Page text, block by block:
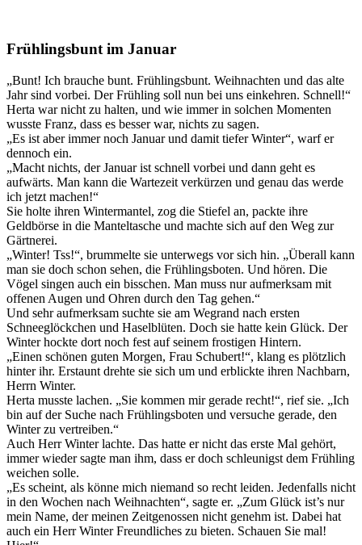
Frühlingsbunt im Januar
„Bunt! Ich brauche bunt. Frühlingsbunt. Weihnachten und das alte
Jahr sind vorbei. Der Frühling soll nun bei uns einkehren. Schnell!“
Herta war nicht zu halten, und wie immer in solchen Momenten
wusste Franz, dass es besser war, nichts zu sagen.
„Es ist aber immer noch Januar und damit tiefer Winter“, warf er
dennoch ein.
„Macht nichts, der Januar ist schnell vorbei und dann geht es
aufwärts. Man kann die Wartezeit verkürzen und genau das werde
ich jetzt machen!“
Sie holte ihren Wintermantel, zog die Stiefel an, packte ihre
Geldbörse in die Manteltasche und machte sich auf den Weg zur
Gärtnerei.
„Winter! Tss!“, brummelte sie unterwegs vor sich hin. „Überall kann
man sie doch schon sehen, die Frühlingsboten. Und hören. Die
Vögel singen auch ein bisschen. Man muss nur aufmerksam mit
offenen Augen und Ohren durch den Tag gehen.“
Und sehr aufmerksam suchte sie am Wegrand nach ersten
Schneeglöckchen und Haselblüten. Doch sie hatte kein Glück. Der
Winter hockte dort noch fest auf seinem frostigen Hintern.
„Einen schönen guten Morgen, Frau Schubert!“, klang es plötzlich
hinter ihr. Erstaunt drehte sie sich um und erblickte ihren Nachbarn,
Herrn Winter.
Herta musste lachen. „Sie kommen mir gerade recht!“, rief sie. „Ich
bin auf der Suche nach Frühlingsboten und versuche gerade, den
Winter zu vertreiben.“
Auch Herr Winter lachte. Das hatte er nicht das erste Mal gehört,
immer wieder sagte man ihm, dass er doch schleunigst dem Frühling
weichen solle.
„Es scheint, als könne mich niemand so recht leiden. Jedenfalls nicht
in den Wochen nach Weihnachten“, sagte er. „Zum Glück ist’s nur
mein Name, der meinen Zeitgenossen nicht genehm ist. Dabei hat
auch ein Herr Winter Freundliches zu bieten. Schauen Sie mal!